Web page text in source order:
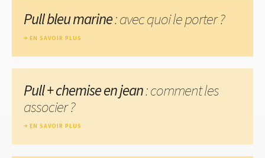
Pull bleu marine: avec quoi le porter ?
EN SAVOIR PLUS
Pull + chemise en jean: comment les
associer ?
EN SAVOIR PLUS